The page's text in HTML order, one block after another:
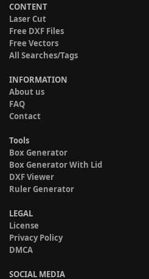
CONTENT
Laser Cut
Free DXF Files
Free Vectors
All Searches/Tags
INFORMATION
About us
FAQ
Contact
Tools
Box Generator
Box Generator With Lid
DXF Viewer
Ruler Generator
LEGAL
License
Privacy Policy
DMCA
SOCIAL MEDIA